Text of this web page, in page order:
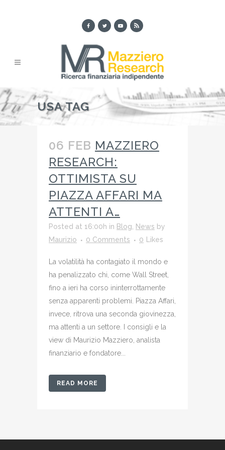
USA TAG
06 FEB MAZZIERO
RESEARCH:
OTTIMISTA SU
PIAZZA AFFARI MA
ATTENTI A…
Posted at 16:00h in Blog, News by
Maurizio
0 Comments 0 Likes
La volatilità ha contagiato il mondo e
ha penalizzato chi, come Wall Street,
fino a ieri ha corso ininterrottamente
senza apparenti problemi. Piazza Affari,
invece, ritrova una seconda giovinezza,
ma attenti a un settore. I consigli e la
view di Maurizio Mazziero, analista
finanziario e fondatore...
READ MORE